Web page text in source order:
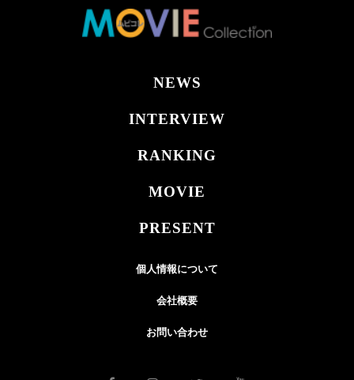
NEWS
INTERVIEW
RANKING
MOVIE
PRESENT
個人情報について
会社概要
お問い合わせ